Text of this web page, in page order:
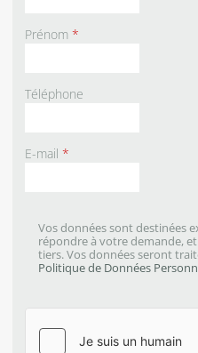
Prénom *
Téléphone
E-mail *
Vos données sont destinées
répondre à votre demande,
tiers. Vos données seront
Politique de Données